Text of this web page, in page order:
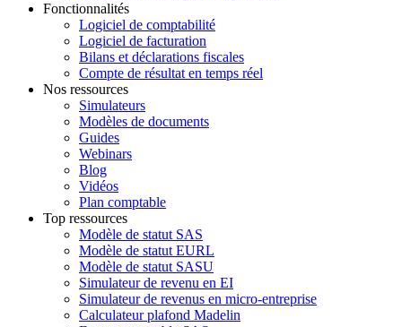
Fonctionnalités
Logiciel de comptabilité
Logiciel de facturation
Bilans et déclarations fiscales
Compte de résultat en temps réel
Nos ressources
Simulateurs
Modèles de documents
Guides
Webinars
Blog
Vidéos
Plan comptable
Top ressources
Modèle de statut SAS
Modèle de statut EURL
Modèle de statut SASU
Simulateur de revenu en EI
Simulateur de revenus en micro-entreprise
Calculateur plafond Madelin